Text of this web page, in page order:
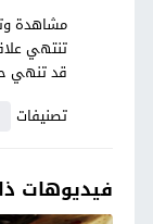
تنتهي
قد تنهي
تصنيفات
فيديوهات